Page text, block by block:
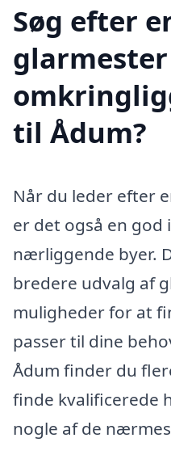
Søg efter
til Ådum?
Når du leder efter
er det også en god
nærliggende byer.
bredere udvalg af
muligheder for at
passer til dine
Ådum finder du
finde kvalificerede
nogle af de